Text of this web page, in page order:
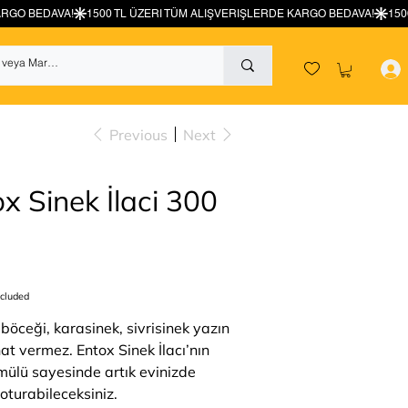
Previous Next
Sinek İlaci 300
karasinek, sivrisinek yazın
vermez. Entox Sinek İlacı’nın
sayesinde artık evinizde